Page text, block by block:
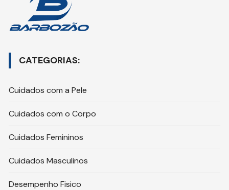
CATEGORIAS:
Cuidados com a Pele
Cuidados com o Corpo
Cuidados Femininos
Cuidados Masculinos
Desempenho Fisico